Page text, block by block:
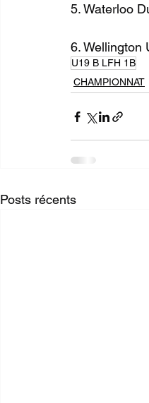
5. Waterloo
6. Wellington
U19 B LFH 1B
CHAMPIONNAT
Posts récents